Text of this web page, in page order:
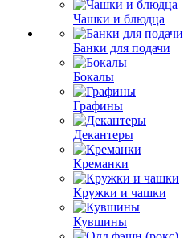
Чашки и блюдца
Банки для подачи
Бокалы
Графины
Декантеры
Креманки
Кружки и чашки
Кувшины